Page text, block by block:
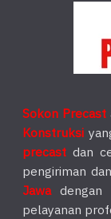
Sokon Precast
Konstruksi
precast dan
pengiriman
Jawadengan
pelayanan